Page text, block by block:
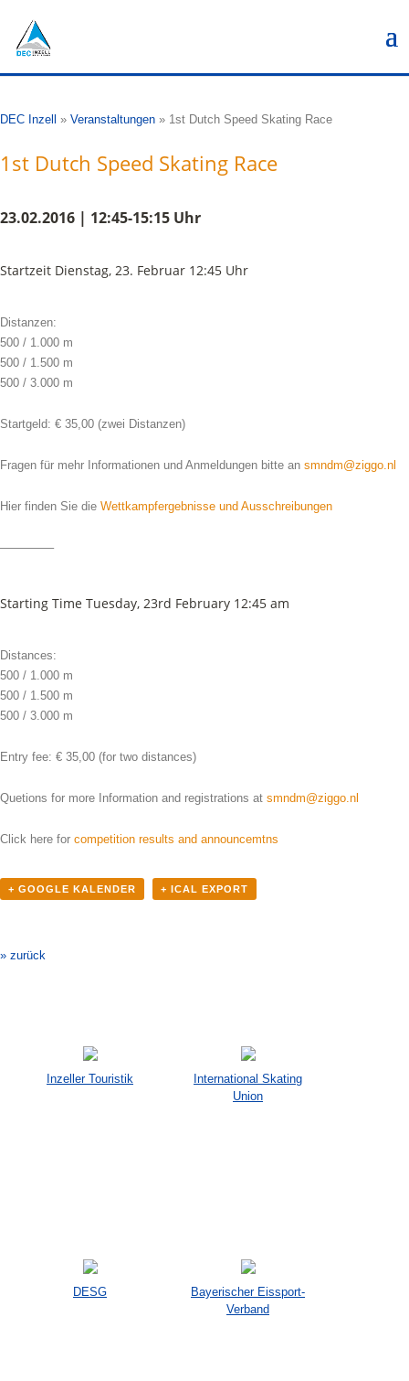
DEC Inzell » Veranstaltungen » 1st Dutch Speed Skating Race
1st Dutch Speed Skating Race
23.02.2016 | 12:45-15:15 Uhr
Startzeit Dienstag, 23. Februar 12:45 Uhr
Distanzen:
500 / 1.000 m
500 / 1.500 m
500 / 3.000 m
Startgeld: € 35,00 (zwei Distanzen)
Fragen für mehr Informationen und Anmeldungen bitte an smndm@ziggo.nl
Hier finden Sie die Wettkampfergebnisse und Ausschreibungen
————–
Starting Time Tuesday, 23rd February 12:45 am
Distances:
500 / 1.000 m
500 / 1.500 m
500 / 3.000 m
Entry fee: € 35,00 (for two distances)
Quetions for more Information and registrations at smndm@ziggo.nl
Click here for competition results and announcemtns
+ GOOGLE KALENDER + ICAL EXPORT
» zurück
Inzeller Touristik
International Skating
Union
DESG
Bayerischer Eissport-
Verband